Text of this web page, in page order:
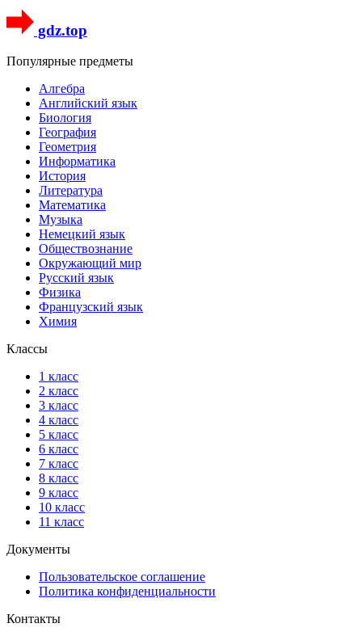
gdz.top
Популярные предметы
Алгебра
Английский язык
Биология
География
Геометрия
Информатика
История
Литература
Математика
Музыка
Немецкий язык
Обществознание
Окружающий мир
Русский язык
Физика
Французский язык
Химия
Классы
1 класс
2 класс
3 класс
4 класс
5 класс
6 класс
7 класс
8 класс
9 класс
10 класс
11 класс
Документы
Пользовательское соглашение
Политика конфиденциальности
Контакты